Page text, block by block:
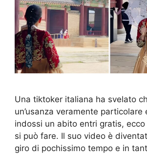
Una tiktoker italiana ha svelato
un’usanza veramente particolare
indossi un abito entri gratis,
si può fare. Il suo video è
giro di pochissimo tempo e in